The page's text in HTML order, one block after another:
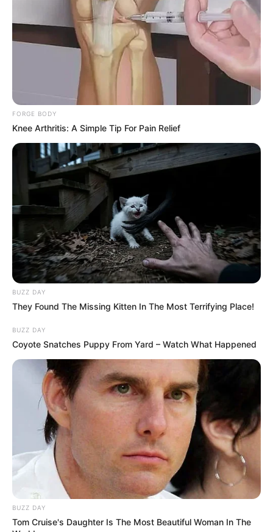
FORGE BODY
Knee Arthritis: A Simple Tip For Pain Relief
BUZZ DAY
They Found The Missing Kitten In The Most Terrifying Place!
BUZZ DAY
Coyote Snatches Puppy From Yard – Watch What Happened
BUZZ DAY
Tom Cruise's Daughter Is The Most Beautiful Woman In The